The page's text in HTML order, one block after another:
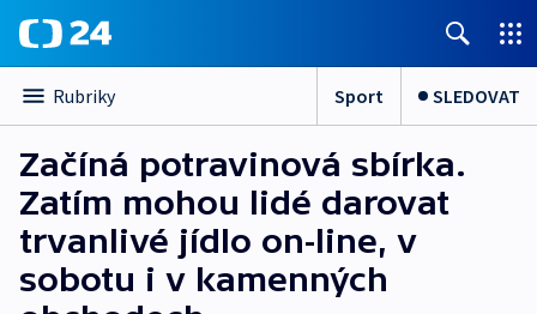
Rubriky Sport SLEDOVAT
Začíná potravinová sbírka.
Zatím mohou lidé darovat
trvanlivé jídlo on-line, v
sobotu i v kamenných